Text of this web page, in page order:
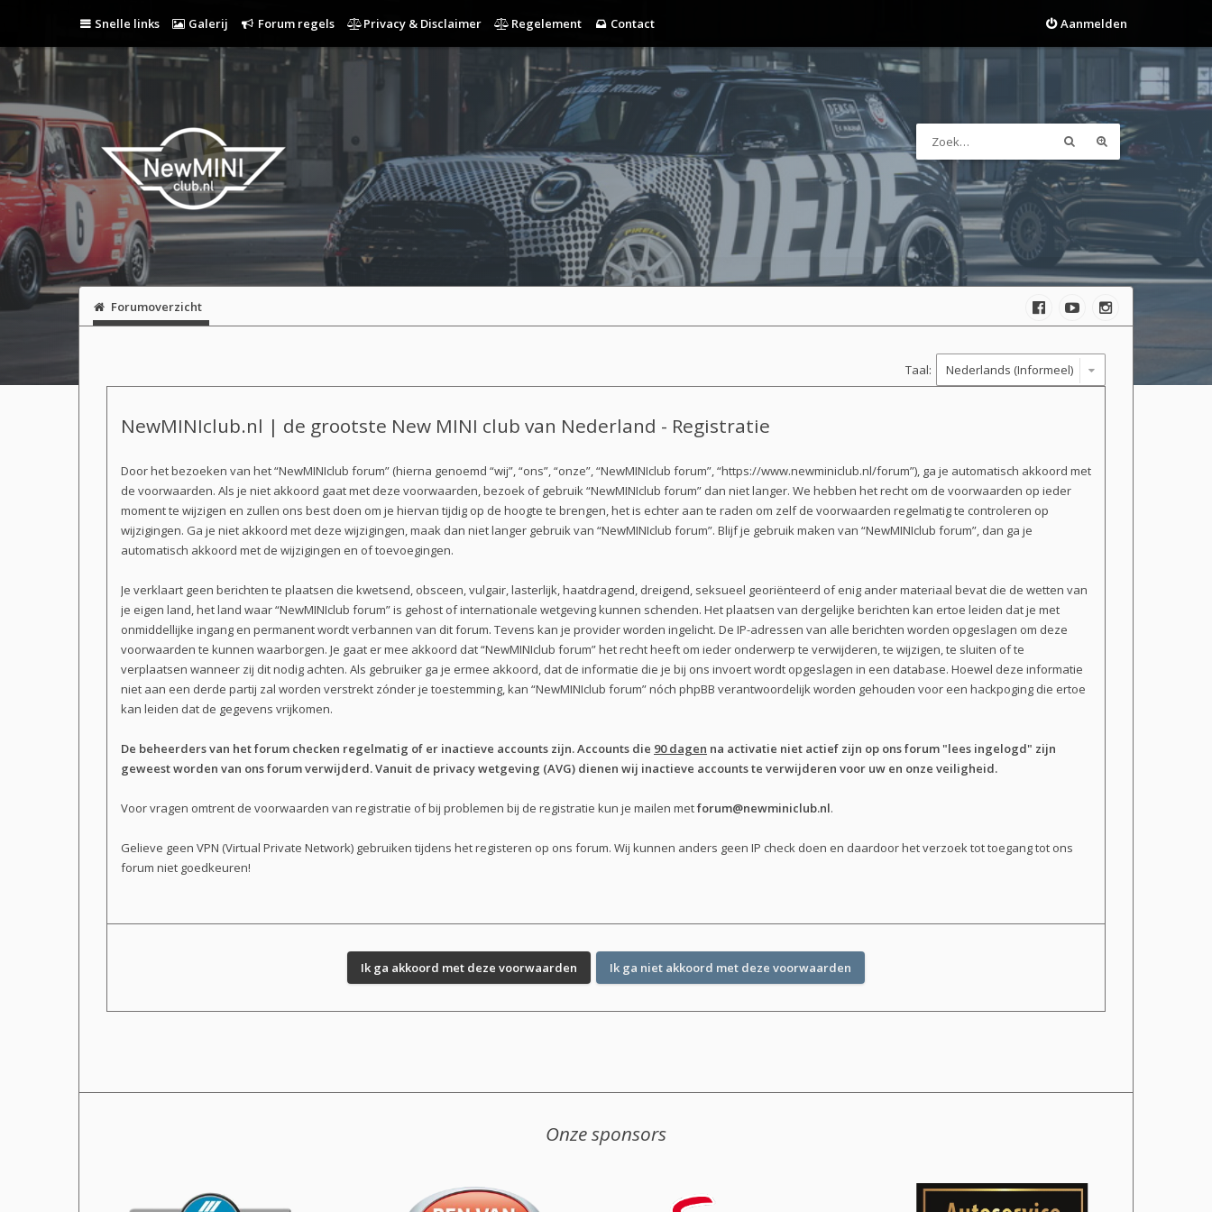
Snelle links Galerij Forum regels Privacy & Disclaimer Regelement Contact Aanmelden
Forumoverzicht
Taal:
NewMINIclub.nl | de grootste New MINI club van Nederland - Registratie
Door het bezoeken van het “NewMINIclub forum” (hierna genoemd “wij”, “ons”, “onze”, “NewMINIclub forum”, “https://www.newminiclub.nl/forum”), ga je automatisch akkoord met
de voorwaarden. Als je niet akkoord gaat met deze voorwaarden, bezoek of gebruik “NewMINIclub forum” dan niet langer. We hebben het recht om de voorwaarden op ieder
moment te wijzigen en zullen ons best doen om je hiervan tijdig op de hoogte te brengen, het is echter aan te raden om zelf de voorwaarden regelmatig te controleren op
wijzigingen. Ga je niet akkoord met deze wijzigingen, maak dan niet langer gebruik van “NewMINIclub forum”. Blijf je gebruik maken van “NewMINIclub forum”, dan ga je
automatisch akkoord met de wijzigingen en of toevoegingen.
Je verklaart geen berichten te plaatsen die kwetsend, obsceen, vulgair, lasterlijk, haatdragend, dreigend, seksueel georiënteerd of enig ander materiaal bevat die de wetten van
je eigen land, het land waar “NewMINIclub forum” is gehost of internationale wetgeving kunnen schenden. Het plaatsen van dergelijke berichten kan ertoe leiden dat je met
onmiddellijke ingang en permanent wordt verbannen van dit forum. Tevens kan je provider worden ingelicht. De IP-adressen van alle berichten worden opgeslagen om deze
voorwaarden te kunnen waarborgen. Je gaat er mee akkoord dat “NewMINIclub forum” het recht heeft om ieder onderwerp te verwijderen, te wijzigen, te sluiten of te
verplaatsen wanneer zij dit nodig achten. Als gebruiker ga je ermee akkoord, dat de informatie die je bij ons invoert wordt opgeslagen in een database. Hoewel deze informatie
niet aan een derde partij zal worden verstrekt zónder je toestemming, kan “NewMINIclub forum” nóch phpBB verantwoordelijk worden gehouden voor een hackpoging die ertoe
kan leiden dat de gegevens vrijkomen.
De beheerders van het forum checken regelmatig of er inactieve accounts zijn. Accounts die 90 dagen na activatie niet actief zijn op ons forum "lees ingelogd" zijn
geweest worden van ons forum verwijderd. Vanuit de privacy wetgeving (AVG) dienen wij inactieve accounts te verwijderen voor uw en onze veiligheid.
Voor vragen omtrent de voorwaarden van registratie of bij problemen bij de registratie kun je mailen metforum@newminiclub.nl.
Gelieve geen VPN (Virtual Private Network) gebruiken tijdens het registeren op ons forum. Wij kunnen anders geen IP check doen en daardoor het verzoek tot toegang tot ons
forum niet goedkeuren!
Onze sponsors